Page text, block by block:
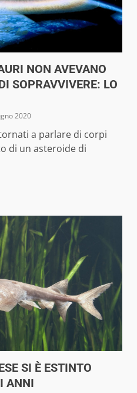
NON AVEVANO
SOPRAVVIVERE: LO
2020
a parlare di corpi
di un asteroide di
SI È ESTINTO
ANNI